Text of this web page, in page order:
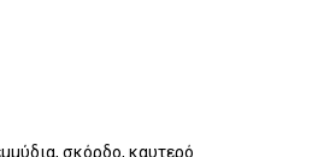
σκόρδο, καυτερό